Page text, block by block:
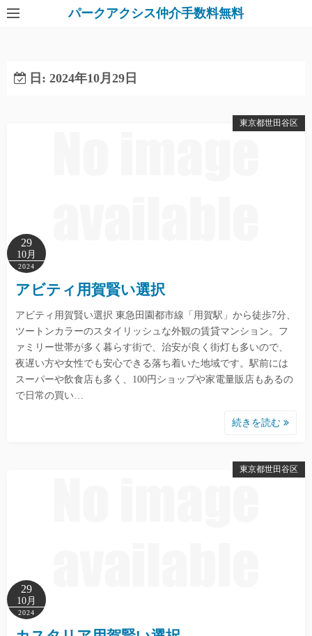
パークアクシス仲介手数料無料
日: 2024年10月29日
東京都世田谷区
29
10月
2024
アビティ用賀賢い選択
アビティ用賀賢い選択 東急田園都市線「用賀駅」から徒歩7分、
ツートンカラーのスタイリッシュな外観の賃貸マンション。フ
ァミリー世帯が多く暮らす街で、治安が良く街灯も多いので、
夜遅い方や女性でも安心できる落ち着いた地域です。駅前には
スーパーや飲食店も多く、100円ショップや家電量販店もあるの
で日常の買い…
続きを読む
東京都世田谷区
29
10月
2024